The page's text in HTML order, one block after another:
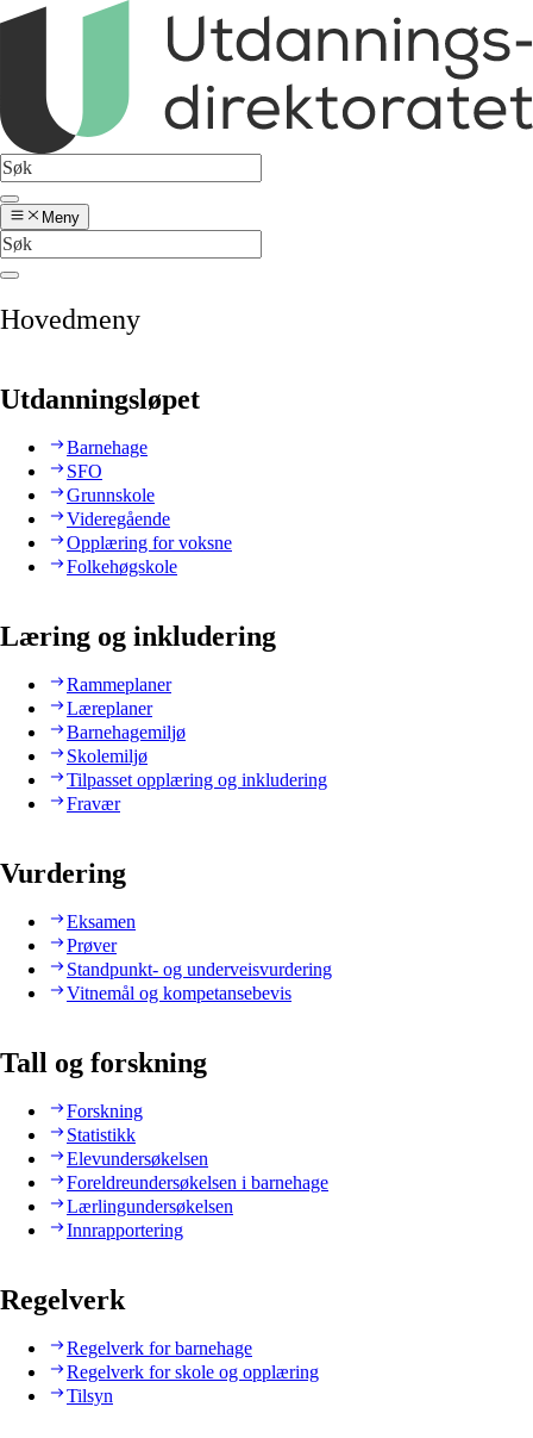
Meny
Hovedmeny
Utdanningsløpet
Barnehage
SFO
Grunnskole
Videregående
Opplæring for voksne
Folkehøgskole
Læring og inkludering
Rammeplaner
Læreplaner
Barnehagemiljø
Skolemiljø
Tilpasset opplæring og inkludering
Fravær
Vurdering
Eksamen
Prøver
Standpunkt- og underveisvurdering
Vitnemål og kompetansebevis
Tall og forskning
Forskning
Statistikk
Elevundersøkelsen
Foreldreundersøkelsen i barnehage
Lærlingundersøkelsen
Innrapportering
Regelverk
Regelverk for barnehage
Regelverk for skole og opplæring
Tilsyn